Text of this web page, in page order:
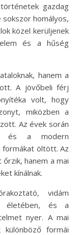
gazdag
homályos,
közel kerüljenek
és a hűség
hanem a
A jövőbeli férj
volt, hogy
miközben a
Az évek során
és a modern
formákat öltött. Az
hanem a mai
kínálnak.
vidám
életében, és a
nyer. A mai
különböző formái